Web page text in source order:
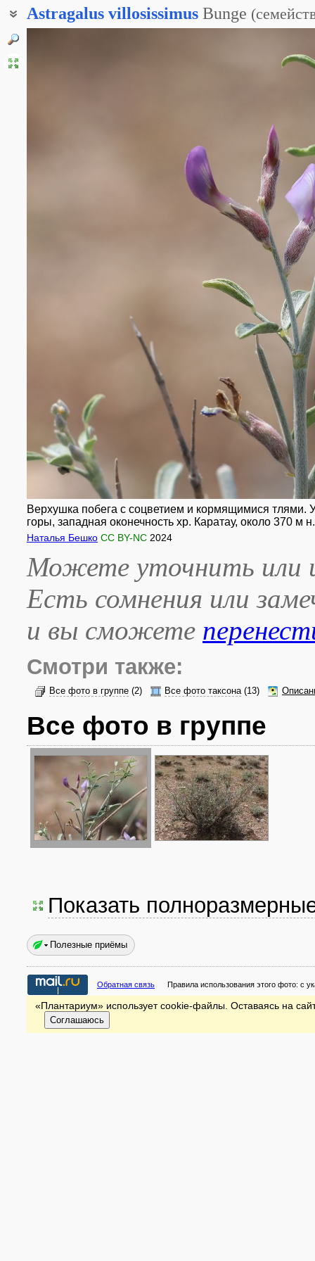
Astragalus villosissimus Bunge (
Верхушка побега с соцветием и кормящимися тлями.
горы, западная оконечность хр. Каратау, около 370
Наталья Бешко CC BY-NC 2024
Можете уточнить или
Есть сомнения или
и вы сможете
Смотри также:
Все фото в группе (2) Все фото таксона(13)
Все фото в группе
Показать
Полезные приёмы
Обратная связь Правила использования этого фото: с
«Плантариум» использует cookie-файлы. Оставаясь на
Соглашаюсь